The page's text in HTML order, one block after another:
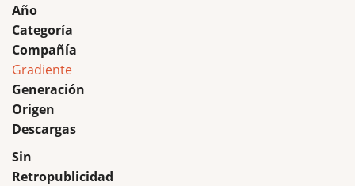
Año
Categoría
Compañía
Gradiente
Generación
Origen
Descargas
Sin
Retropublicidad